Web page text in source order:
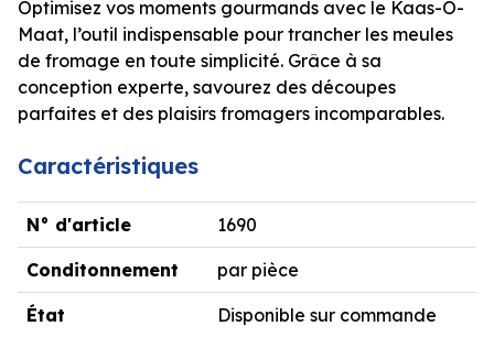
Optimisez vos moments gourmands avec le Kaas-O-
Maat, l’outil indispensable pour trancher les meules
de fromage en toute simplicité. Grâce à sa
conception experte, savourez des découpes
parfaites et des plaisirs fromagers incomparables.
Caractéristiques
N° d'article 1690
Conditonnement par pièce
État Disponible sur commande